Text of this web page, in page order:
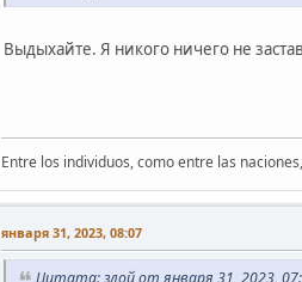
Выдыхайте. Я никого ничего не
Entre los individuos, como entre las
января 31, 2023, 08:07
Цитата: злой от января 31, 2023,